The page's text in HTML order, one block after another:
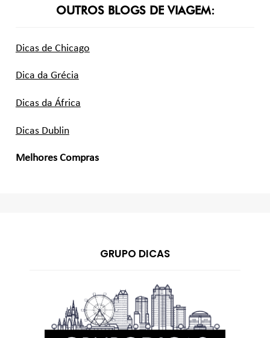
OUTROS BLOGS DE VIAGEM:
Dicas de Chicago
Dica da Grécia
Dicas da África
Dicas Dublin
Melhores Compras
GRUPO DICAS